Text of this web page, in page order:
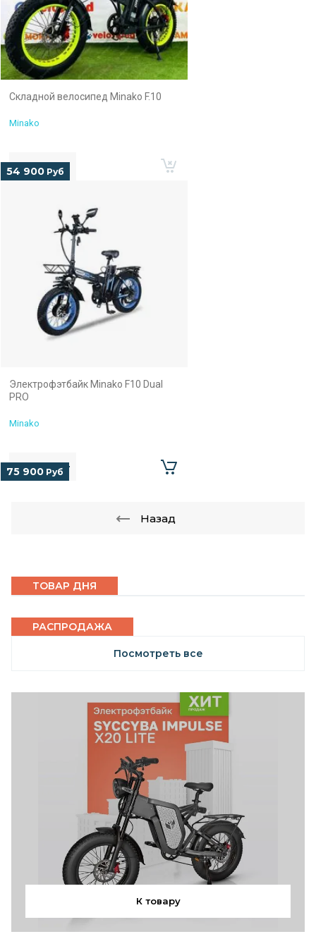
ТОВАР ДНЯ
РАСПРОДАЖА
Посмотреть все
К товару
Складной велосипед Minako F.10
Minako
54 900 Руб
Электрофэтбайк Minako F10 Dual
PRO
Minako
75 900 Руб
Назад